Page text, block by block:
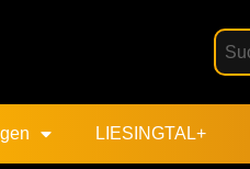
LIESINGTAL+